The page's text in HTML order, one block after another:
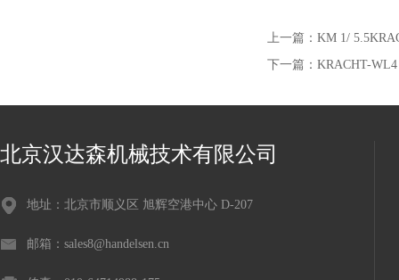
上一篇： KM 1/
下一篇： KRACHT-
北京汉达森机械技术有限公司
地址：北京市顺义区 旭辉空港中心 D-207
邮箱：sales8@handelsen.cn